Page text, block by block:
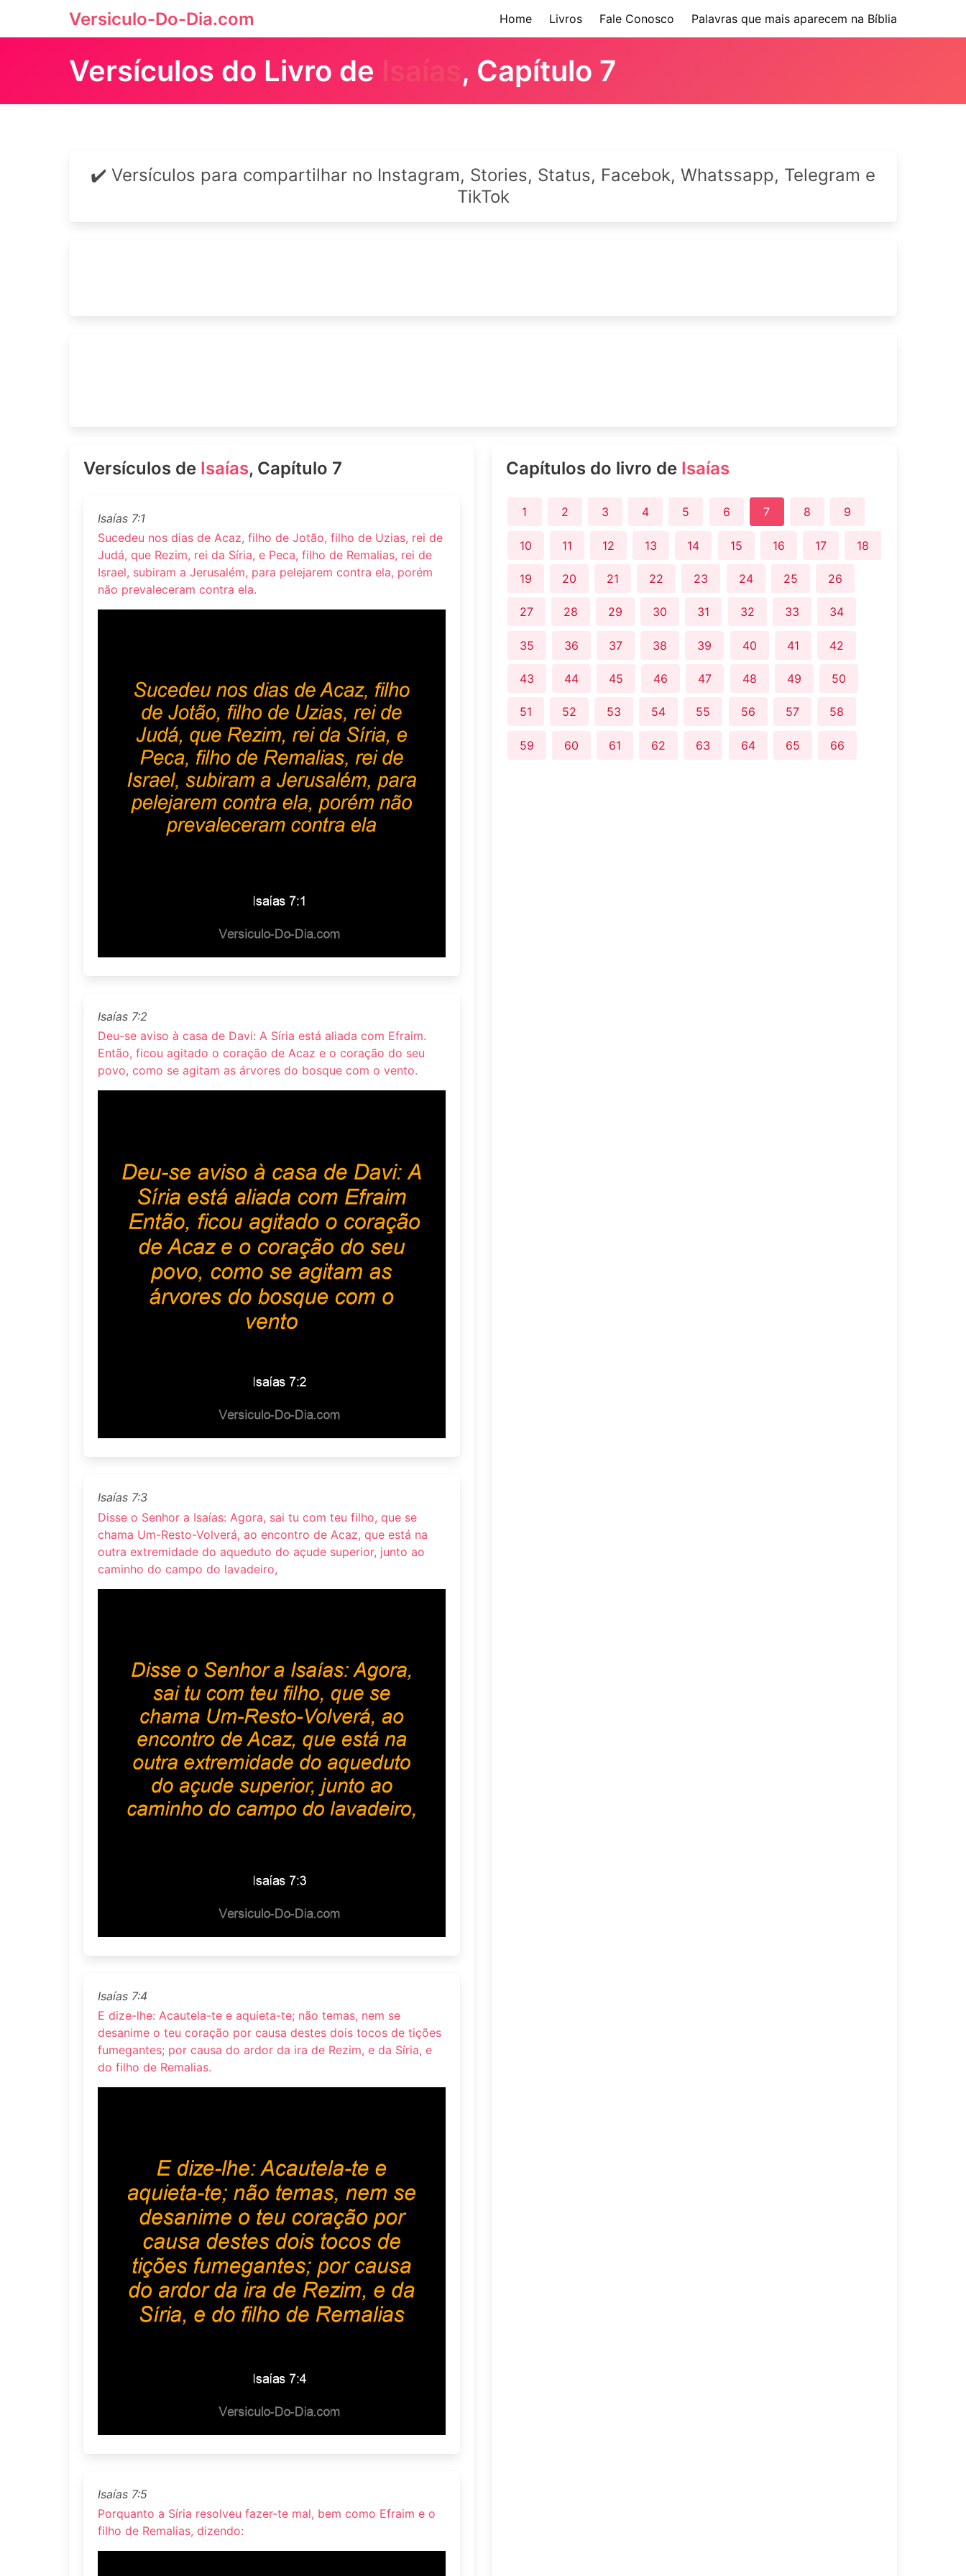
Versiculo-Do-Dia.com Home Livros Fale Conosco Palavras que mais aparecem na Bíblia
Versículos do Livro de Isaías , Capítulo 7
✔️ Versículos para compartilhar no Instagram, Stories, Status, Facebok, Whatssapp, Telegram e
TikTok
Versículos de Isaías, Capítulo 7
Isaías 7:1
Sucedeu nos dias de Acaz, filho de Jotão, filho de Uzias, rei de
Judá, que Rezim, rei da Síria, e Peca, filho de Remalias, rei de
Israel, subiram a Jerusalém, para pelejarem contra ela, porém
não prevaleceram contra ela.
Isaías 7:2
Deu-se aviso à casa de Davi: A Síria está aliada com Efraim.
Então, ficou agitado o coração de Acaz e o coração do seu
povo, como se agitam as árvores do bosque com o vento.
Isaías 7:3
Disse o Senhor a Isaías: Agora, sai tu com teu filho, que se
chama Um-Resto-Volverá, ao encontro de Acaz, que está na
outra extremidade do aqueduto do açude superior, junto ao
caminho do campo do lavadeiro,
Isaías 7:4
E dize-lhe: Acautela-te e aquieta-te; não temas, nem se
desanime o teu coração por causa destes dois tocos de tições
fumegantes; por causa do ardor da ira de Rezim, e da Síria, e
do filho de Remalias.
Isaías 7:5
Porquanto a Síria resolveu fazer-te mal, bem como Efraim e o
filho de Remalias, dizendo:
Capítulos do livro de Isaías
1 2 3 4 5 6 7 8 9
10 11 12 13 14 15 16 17 18
19 20 21 22 23 24 25 26
27 28 29 30 31 32 33 34
35 36 37 38 39 40 41 42
43 44 45 46 47 48 49 50
51 52 53 54 55 56 57 58
59 60 61 62 63 64 65 66